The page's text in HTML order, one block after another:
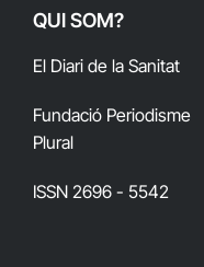
QUI SOM?
El Diari de la Sanitat
Fundació Periodisme
Plural
ISSN 2696 - 5542